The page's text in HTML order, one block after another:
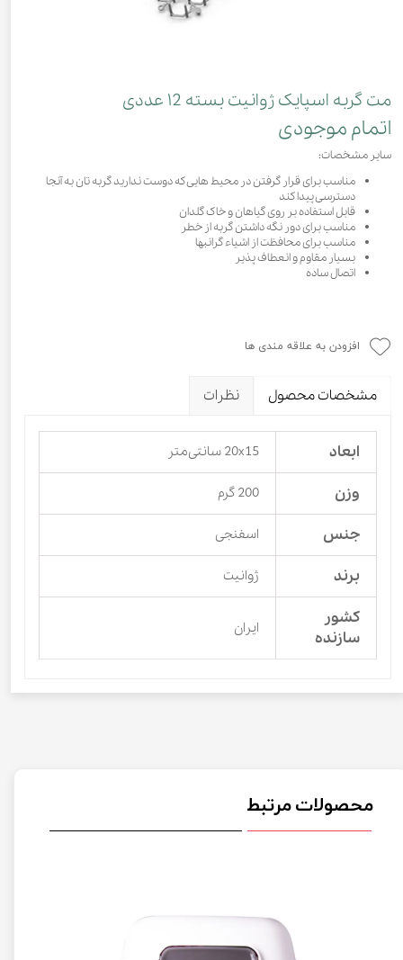
مت گربه اسپایک ژوانیت بسته ۱2 عددی
اتمام موجودی
سایر مشخصات:
مناسب برای قرار گرفتن در محیط هایی که دوست ندارید گربه تان به آنجا
دسترسی پیدا کند
قابل استفاده بر روی گیاهان و خاک گلدان
مناسب برای دور نگه داشتن گربه از خطر
مناسب برای محافظت از اشیاء گرانبها
بسیار مقاوم و انعطاف پذیر
اتصال ساده
افزودن به علاقه مندی ها
مشخصات محصول نظرات
ابعاد 20x15 سانتی‌متر
وزن 200 گرم
جنس اسفنجی
برند ژوانیت
کشور
سازنده
ایران
محصولات مرتبط